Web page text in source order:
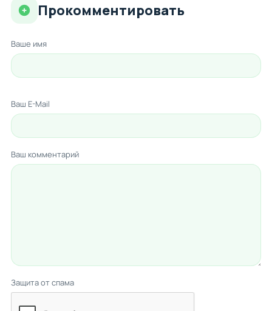
Прокомментировать
Ваше имя
Ваш E-Mail
Ваш комментарий
Защита от спама